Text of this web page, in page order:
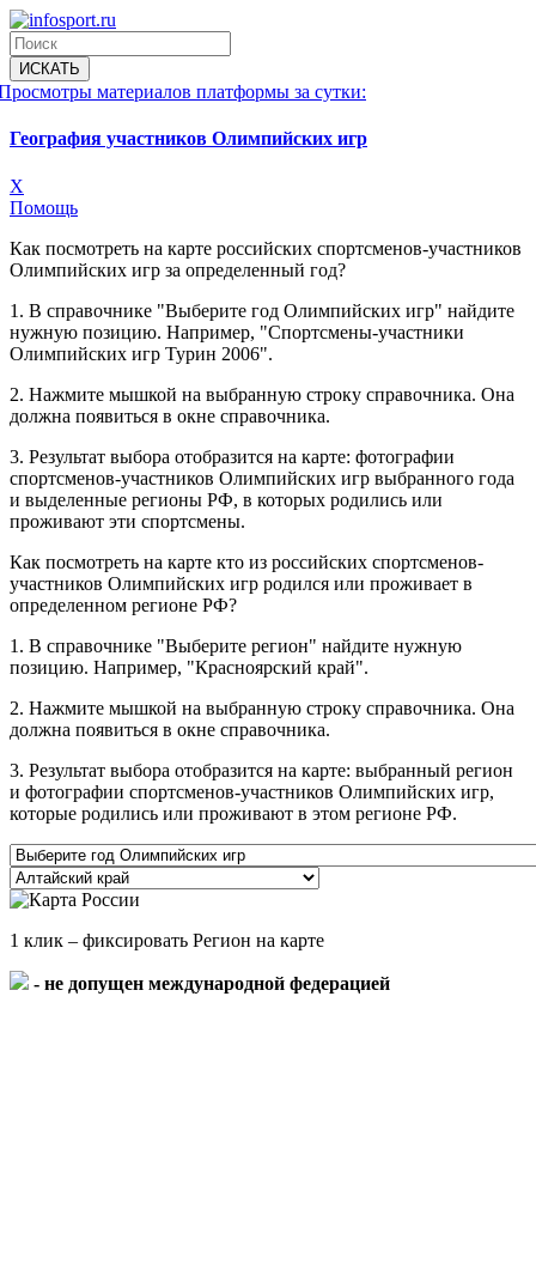
материалов платформы за сутки:
География участников Олимпийских игр
X
Помощь
Как посмотреть на карте российских спортсменов-участников
Олимпийских игр за определенный год?
1. В справочнике "Выберите год Олимпийских игр" найдите
нужную позицию. Например, "Спортсмены-участники
Олимпийских игр Турин 2006".
2. Нажмите мышкой на выбранную строку справочника. Она
должна появиться в окне справочника.
3. Результат выбора отобразится на карте: фотографии
спортсменов-участников Олимпийских игр выбранного года
и выделенные регионы РФ, в которых родились или
проживают эти спортсмены.
Как посмотреть на карте кто из российских спортсменов-
участников Олимпийских игр родился или проживает в
определенном регионе РФ?
1. В справочнике "Выберите регион" найдите нужную
позицию. Например, "Красноярский край".
2. Нажмите мышкой на выбранную строку справочника. Она
должна появиться в окне справочника.
3. Результат выбора отобразится на карте: выбранный регион
и фотографии спортсменов-участников Олимпийских игр,
которые родились или проживают в этом регионе РФ.
1 клик – фиксировать Регион на карте
- не допущен международной федерацией